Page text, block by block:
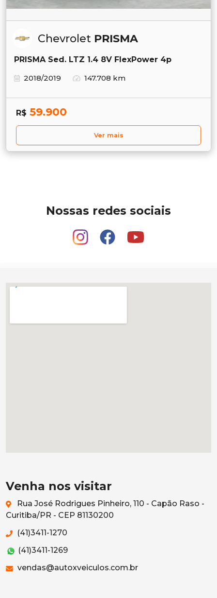
Chevrolet PRISMA
PRISMA Sed. LTZ 1.4 8V FlexPower 4p
2018/2019
147.708 km
R$ 59.900
Ver mais
Nossas redes sociais
Venha nos visitar
Rua José Rodrigues Pinheiro, 110 - Capão Raso -
Curitiba/PR - CEP 81130200
(41)3411-1270
(41)3411-1269
vendas@autoxveiculos.com.br